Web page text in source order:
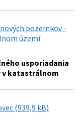
pozemkov -
území
usporiadania
v katastrálnom
(939,9 kB)